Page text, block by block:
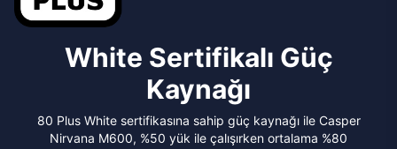
White Sertifikalı Güç
Kaynağı
80 Plus White sertifikasına sahip güç kaynağı ile Casper
Nirvana M600, %50 yük ile çalışırken ortalama %80